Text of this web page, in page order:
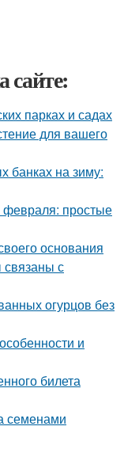
сайте:
парках и садах
для вашего
банках на зиму:
февраля: простые
основания
с
огурцов без
и
билета
семенами